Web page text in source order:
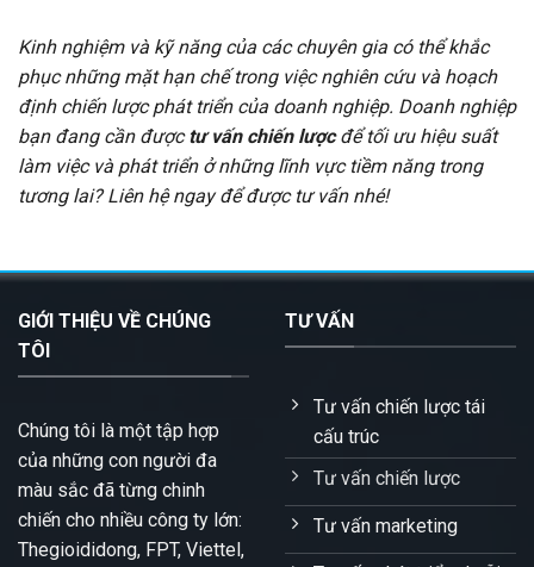
Kinh nghiệm và kỹ năng của các chuyên gia có thể khắc
phục những mặt hạn chế trong việc nghiên cứu và hoạch
định chiến lược phát triển của doanh nghiệp. Doanh nghiệp
bạn đang cần đượctư vấn chiến lượcđể tối ưu hiệu suất
làm việc và phát triển ở những lĩnh vực tiềm năng trong
tương lai? Liên hệ ngay để được tư vấn nhé!
GIỚI THIỆU VỀ CHÚNG
TÔI
Chúng tôi là một tập hợp
của những con người đa
màu sắc đã từng chinh
chiến cho nhiều công ty lớn:
Thegioididong, FPT, Viettel,
TƯ VẤN
Tư vấn chiến lược tái
cấu trúc
Tư vấn chiến lược
Tư vấn marketing